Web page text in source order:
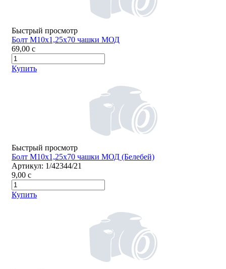
Быстрый просмотр
Болт М10х1,25х70 чашки МОД
69,00 c
Купить
Быстрый просмотр
Болт М10х1,25х70 чашки МОД (Белебей)
Артикул: 1/42344/21
9,00 c
Купить